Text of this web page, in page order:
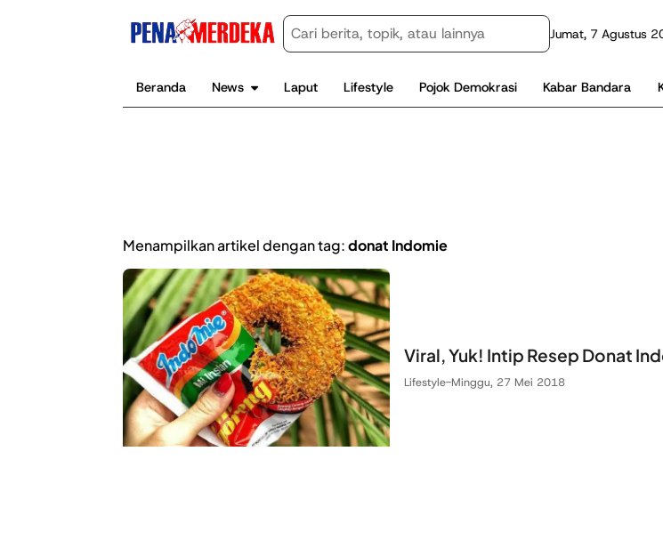
Jumat, 7 Agustus
Beranda News Laput Lifestyle Pojok Demokrasi Kabar Bandara
Menampilkan artikel dengan tag:donat Indomie
Viral, Yuk! Intip Resep Donat
Lifestyle-Minggu, 27 Mei 2018